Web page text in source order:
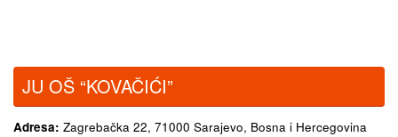
JU OŠ “KOVAČIĆI”
Adresa: Zagrebačka 22, 71000 Sarajevo, Bosna i Hercegovina